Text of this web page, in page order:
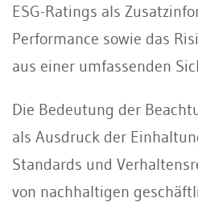
ESG-Ratings als
Performance sowie das
aus einer umfassenden
Die Bedeutung der
als Ausdruck der
Standards und
von nachhaltigen